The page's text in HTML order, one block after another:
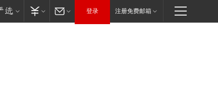
登录 注册免费邮箱